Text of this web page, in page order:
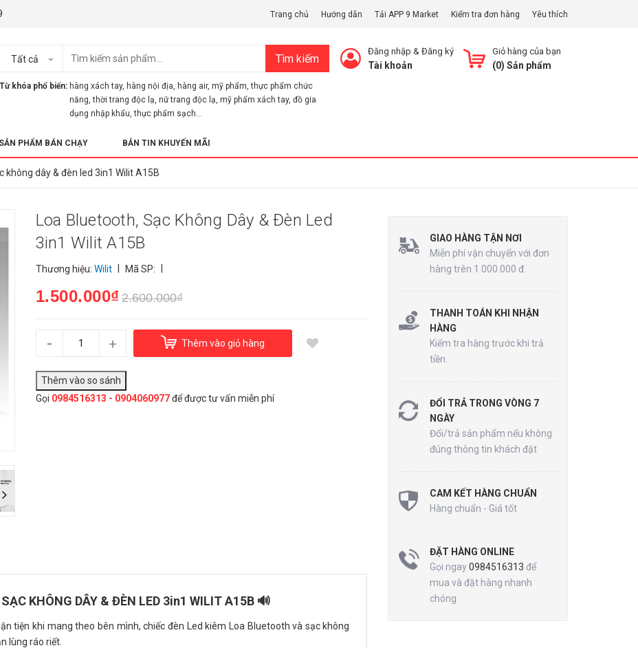
Trang chủ Hướng dẫn Tải APP 9 Market Kiểm tra đơn hàng Yêu thích
Tất cả Tìm kiếm
Từ khóa phổ biến: hàng xách tay, hàng nội địa, hàng air, mỹ phẩm,thực phẩm chức
năng,thời trang độc lạ, nữ trang độc lạ, mỹ phẩm xách tay, đồ gia
dụng nhập khẩu,thực phẩm sạch...
Giỏ hàng của bạn
(0) Sản phẩm
Đăng nhập & Đăng ký
Tài khoản
SẢN PHẨM BÁN CHẠY BẢN TIN KHUYẾN MÃI
không dây & đèn led 3in1 Wilit A15B
Loa Bluetooth, Sạc Không Dây & Đèn Led
3in1 Wilit A15B
Thương hiệu: Wilit Mã SP:
1.500.000₫2.600.000₫
- + Thêm vào giỏ hàng
Gọi 0984516313 - 0904060977để được tư vấn miễn phí
KHÔNG DÂY & ĐÈN LED 3in1 WILIT A15B 🔊
tiện khi mang theo bên mình, chiếc đèn Led kiêm Loa Bluetooth và sạc không
lùng ráo riết.
GIAO HÀNG TẬN NƠI
Miễn phí vận chuyển với đơn
hàng trên 1.000.000 đ.
THANH TOÁN KHI NHẬN
HÀNG
Kiểm tra hàng trước khi trả
tiền.
ĐỔI TRẢ TRONG VÒNG 7
NGÀY
Đổi/trả sản phẩm nếu không
đúng thông tin khách đặt
CAM KẾT HÀNG CHUẨN
Hàng chuẩn - Giá tốt
ĐẶT HÀNG ONLINE
Gọi ngay0984516313 để
mua và đặt hàng nhanh
chóng
1.500.000₫
Đây là giải pháp trải nghiệm phát triển bởi EGANY